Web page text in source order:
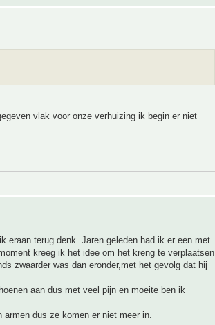
vlak voor onze verhuizing ik begin er niet
eraan terug denk. Jaren geleden had ik er een met
kreeg ik het idee om het kreng te verplaatsen
zwaarder was dan eronder,met het gevolg dat hij
aan dus met veel pijn en moeite ben ik
dus ze komen er niet meer in.